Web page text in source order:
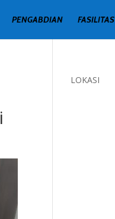
PENGABDIAN FASILITAS
LOKASI